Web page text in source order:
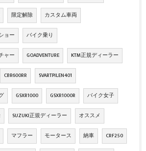
限定解除 カスタム車両
ョー バイク乗り
ャー GOADVENTURE KTM正規ディーラー
CBR600RR SVARTPILEN401
GSXR1000 GSXR1000R バイク女子
SUZUKI正規ディーラー オススメ
マフラー モータース 納車 CRF250